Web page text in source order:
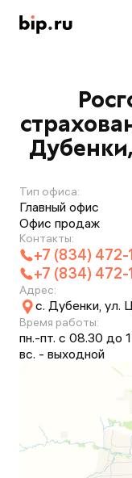
Тип офиса:
Главный офис
Офис продаж
Контакты:
+7 (834)
+7 (834) 472-
Адрес:
с. Дубенки, ул.
Время работы:
пн.-пт. с 08.30 до
вс. - выходной